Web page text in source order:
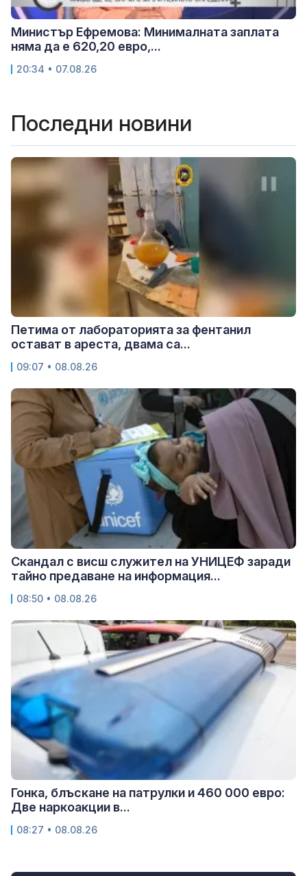
Министър Ефремова: Минималната заплата
няма да е 620,20 евро,...
20:34 • 07.08.26
Последни новини
Петима от лабораторията за фентанил
остават в ареста, двама са...
09:07 • 08.08.26
Скандал с висш служител на УНИЦЕФ заради
тайно предаване на информация...
08:50 • 08.08.26
Гонка, блъскане на патрулки и 460 000 евро:
Две наркоакции в...
08:27 • 08.08.26